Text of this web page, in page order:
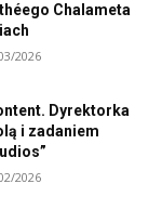
Chalameta
2026
Dyrektorka
i zadaniem
2026